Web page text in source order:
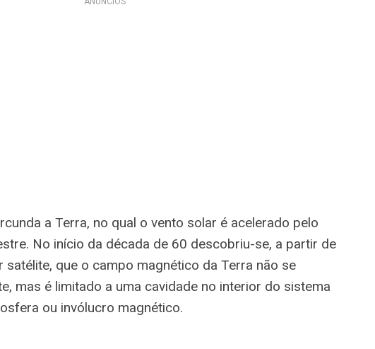
a Terra, no qual o vento solar é acelerado pelo
No início da década de 60 descobriu-se, a partir de
satélite, que o campo magnético da Terra não se
mas é limitado a uma cavidade no interior do sistema
ou invólucro magnético.